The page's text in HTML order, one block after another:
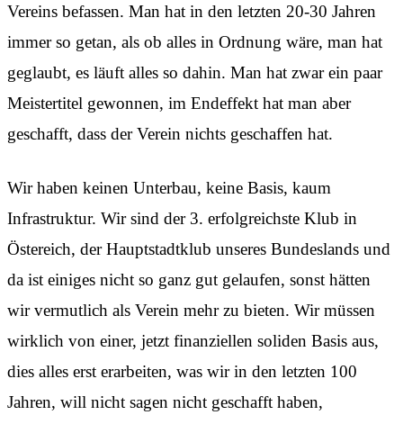
Vereins befassen. Man hat in den letzten 20-30 Jahren
immer so getan, als ob alles in Ordnung wäre, man hat
geglaubt, es läuft alles so dahin. Man hat zwar ein paar
Meistertitel gewonnen, im Endeffekt hat man aber
geschafft, dass der Verein nichts geschaffen hat.
Wir haben keinen Unterbau, keine Basis, kaum
Infrastruktur. Wir sind der 3. erfolgreichste Klub in
Östereich, der Hauptstadtklub unseres Bundeslands und
da ist einiges nicht so ganz gut gelaufen, sonst hätten
wir vermutlich als Verein mehr zu bieten. Wir müssen
wirklich von einer, jetzt finanziellen soliden Basis aus,
dies alles erst erarbeiten, was wir in den letzten 100
Jahren, will nicht sagen nicht geschafft haben,